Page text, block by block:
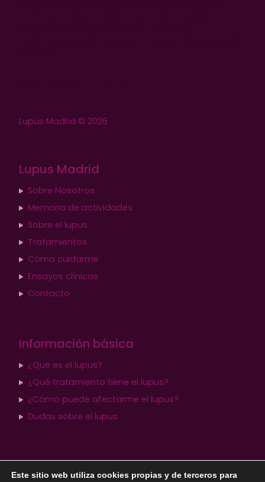
Lupus Madrid © 2026
Lupus Madrid
Sobre Nosotros
Memoria de actividades
Sobre el lupus
Tratamientos
Cómo cuidarme
Ensayos clínicos
Contacto
Información básica
¿Qué es el lupus?
¿Qué tratamiento tiene el lupus?
¿Cómo puede afectarme el lupus?
Dudas sobre el lupus
Aviso legal Política de privacidad
Este sitio web utiliza cookies propias y de terceros para